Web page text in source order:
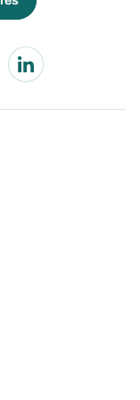
window
in a new window
Opens in a new